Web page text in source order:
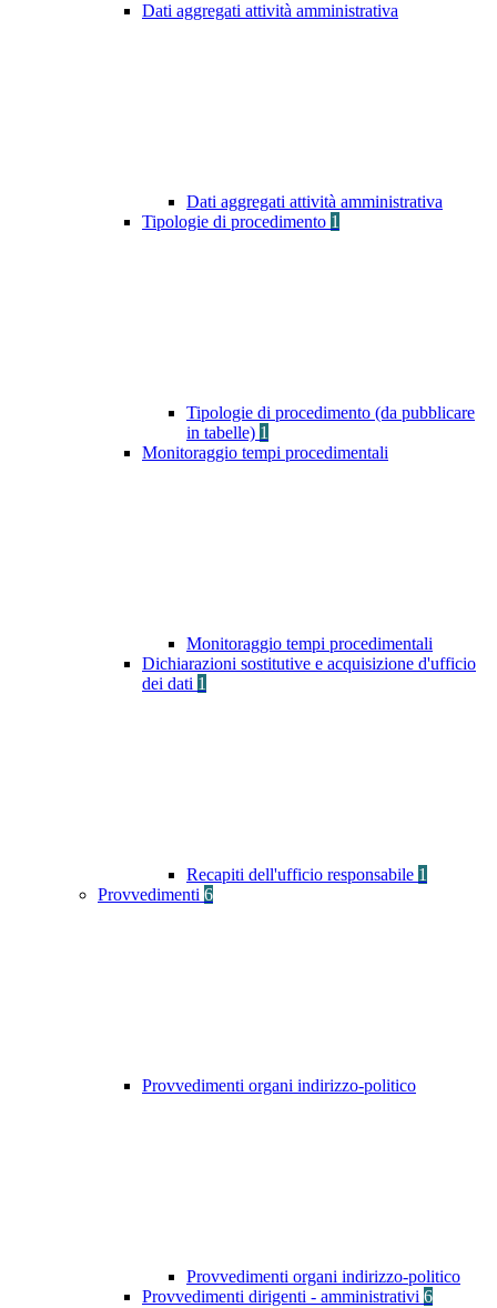
Dati aggregati attività amministrativa
Dati aggregati attività amministrativa
Tipologie di procedimento 1
Tipologie di procedimento (da pubblicare
in tabelle) 1
Monitoraggio tempi procedimentali
Monitoraggio tempi procedimentali
Dichiarazioni sostitutive e acquisizione d'ufficio
dei dati 1
Recapiti dell'ufficio responsabile 1
Provvedimenti 6
Provvedimenti organi indirizzo-politico
Provvedimenti organi indirizzo-politico
Provvedimenti dirigenti - amministrativi 6